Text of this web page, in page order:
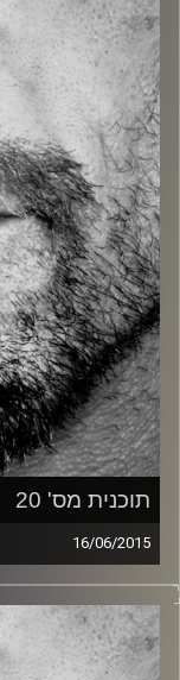
כל מה שחי, אמיתי
עם שמוליק רגב.
קרדיט תמונות:
תוכנית מס' 20
16/06/2015
זיפים, מוזיקה
כל מה שחי, אמיתי
עם שמוליק רגב.